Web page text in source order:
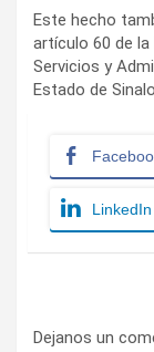
Este hecho
artículo 60 de
Servicios y
Estado de
LinkedIn
Dejanos un